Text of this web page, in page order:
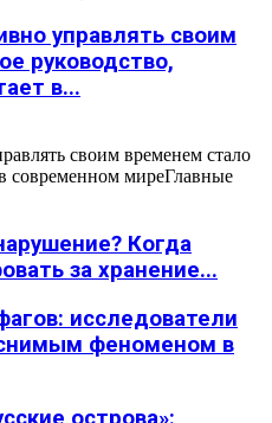
управлять своим
руководство,
в...
своим временем стало
современном миреГлавные
Когда
за хранение...
исследователи
феноменом в